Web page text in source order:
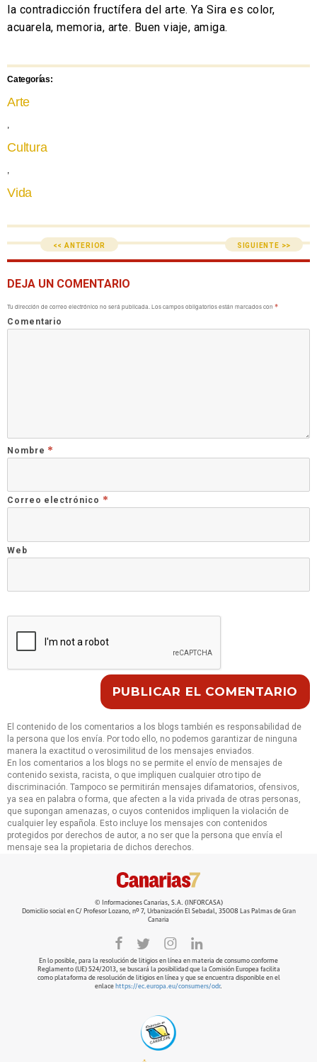
la contradicción fructífera del arte. Ya Sira es color,
acuarela, memoria, arte. Buen viaje, amiga.
Categorías:
Arte
,
Cultura
,
Vida
<< ANTERIOR SIGUIENTE >>
DEJA UN COMENTARIO
Tu dirección de correo electrónico no será publicada. Los campos obligatorios están marcados con *
Comentario
Nombre *
Correo electrónico *
Web
El contenido de los comentarios a los blogs también es responsabilidad de
la persona que los envía. Por todo ello, no podemos garantizar de ninguna
manera la exactitud o verosimilitud de los mensajes enviados.
En los comentarios a los blogs no se permite el envío de mensajes de
contenido sexista, racista, o que impliquen cualquier otro tipo de
discriminación. Tampoco se permitirán mensajes difamatorios, ofensivos,
ya sea en palabra o forma, que afecten a la vida privada de otras personas,
que supongan amenazas, o cuyos contenidos impliquen la violación de
cualquier ley española. Esto incluye los mensajes con contenidos
protegidos por derechos de autor, a no ser que la persona que envía el
mensaje sea la propietaria de dichos derechos.
© Informaciones Canarias, S.A. (INFORCASA)
Domicilio social en C/ Profesor Lozano, nº 7, Urbanización El Sebadal, 35008 Las Palmas de Gran
Canaria
En lo posible, para la resolución de litigios en línea en materia de consumo conforme
Reglamento (UE) 524/2013, se buscará la posibilidad que la Comisión Europea facilita
como plataforma de resolución de litigios en línea y que se encuentra disponible en el
enlace https://ec.europa.eu/consumers/odr.